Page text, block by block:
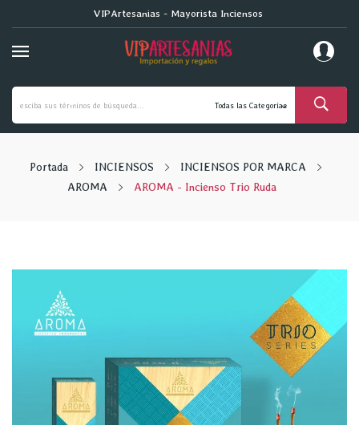
VIPArtesanias - Mayorista Inciensos
Portada INCIENSOS
INCIENSOS POR MARCA
AROMA
AROMA - Incienso Trio Ruda